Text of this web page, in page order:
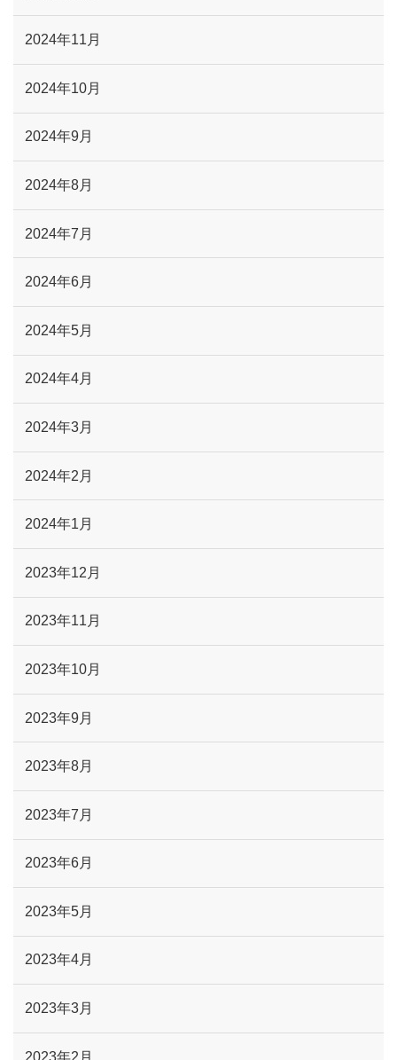
2024年11月
2024年10月
2024年9月
2024年8月
2024年7月
2024年6月
2024年5月
2024年4月
2024年3月
2024年2月
2024年1月
2023年12月
2023年11月
2023年10月
2023年9月
2023年8月
2023年7月
2023年6月
2023年5月
2023年4月
2023年3月
2023年2月